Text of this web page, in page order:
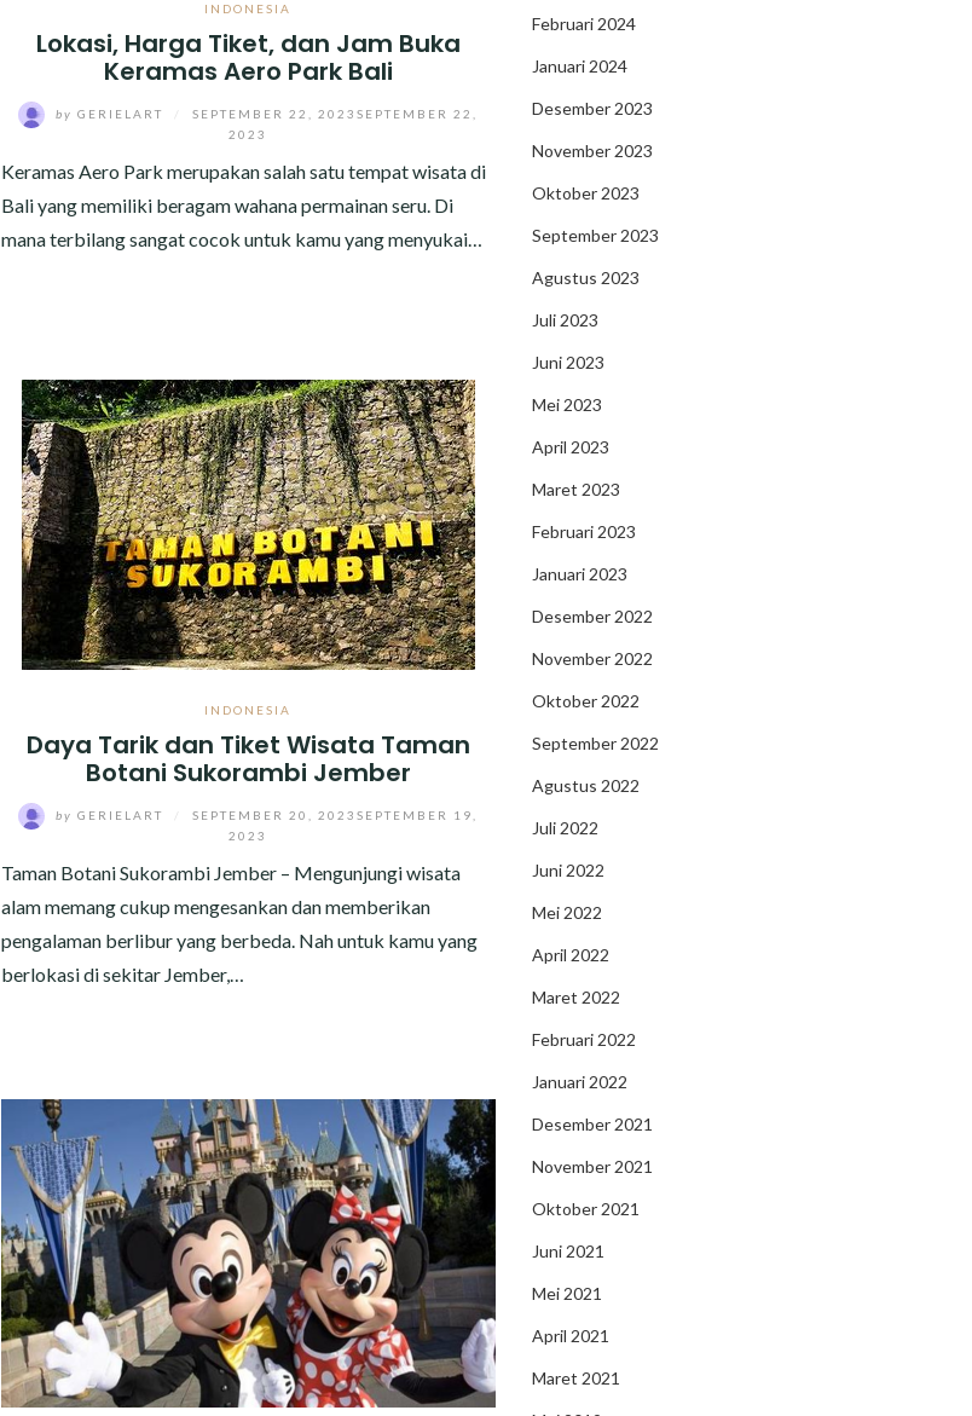
INDONESIA
Lokasi, Harga Tiket, dan Jam Buka
Keramas Aero Park Bali
by GERIELART SEPTEMBER 22, 2023SEPTEMBER 22,
2023
Keramas Aero Park merupakan salah satu tempat wisata di
Bali yang memiliki beragam wahana permainan seru. Di
mana terbilang sangat cocok untuk kamu yang menyukai…
INDONESIA
Daya Tarik dan Tiket Wisata Taman
Botani Sukorambi Jember
by GERIELART SEPTEMBER 20, 2023SEPTEMBER 19,
2023
Taman Botani Sukorambi Jember – Mengunjungi wisata
alam memang cukup mengesankan dan memberikan
pengalaman berlibur yang berbeda. Nah untuk kamu yang
berlokasi di sekitar Jember,…
Februari 2024
Januari 2024
Desember 2023
November 2023
Oktober 2023
September 2023
Agustus 2023
Juli 2023
Juni 2023
Mei 2023
April 2023
Maret 2023
Februari 2023
Januari 2023
Desember 2022
November 2022
Oktober 2022
September 2022
Agustus 2022
Juli 2022
Juni 2022
Mei 2022
April 2022
Maret 2022
Februari 2022
Januari 2022
Desember 2021
November 2021
Oktober 2021
Juni 2021
Mei 2021
April 2021
Maret 2021